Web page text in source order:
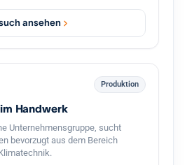
oder eine Mehrheit inklusive
Eine strukturierte
bisherigen Inhabers ist
Investorenkreis, der bei
von bis zu 3 Millionen
sich eine Übernahme zügig
Eine
unterzeichne ich
Ich freue mich auf einen
ansehen
Produktion
Handwerk
Unternehmensgruppe, sucht
bevorzugt aus dem Bereich